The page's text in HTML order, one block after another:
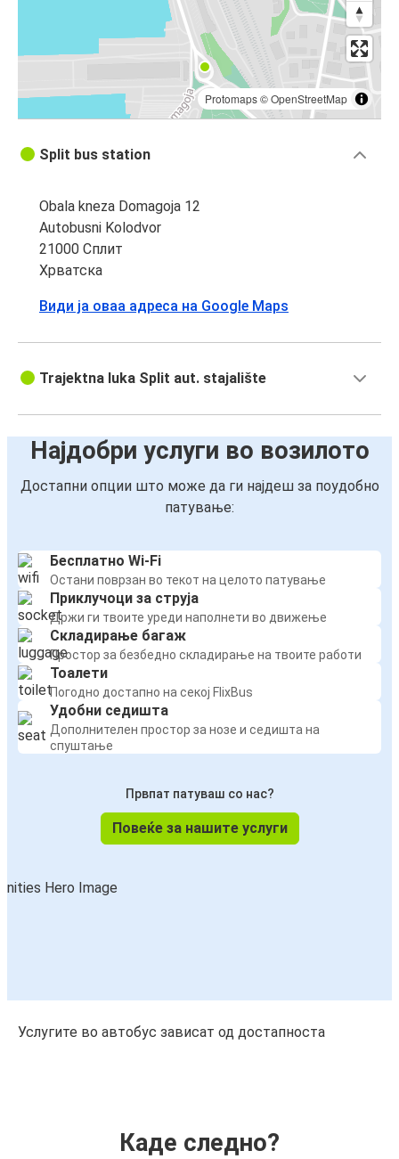
Protomaps©OpenStreetMap
Split bus station
Obala kneza Domagoja 12
Autobusni Kolodvor
21000 Сплит
Хрватска
Види ја оваа адреса на Google Maps
Trajektna luka Split aut. stajalište
Најдобри услуги во возилото
Достапни опции што може да ги најдеш за поудобно
патување:
Бесплатно Wi-Fi
Остани поврзан во текот на целото патување
Приклучоци за струја
Држи ги твоите уреди наполнети во движење
Складирање багаж
Простор за безбедно складирање на твоите работи
Тоалети
Погодно достапно на секој FlixBus
Удобни седишта
Дополнителен простор за нозе и седишта на
спуштање
Првпат патуваш со нас?
Повеќе за нашите услуги
Услугите во автобус зависат од достапноста
Каде следно?